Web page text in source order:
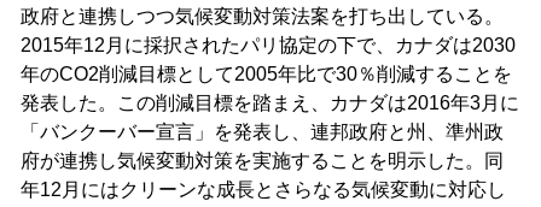
政府と連携しつつ気候変動対策法案を打ち出している。
2015年12月に採択されたパリ協定の下で、カナダは2030
年のCO2削減目標として2005年比で30％削減することを
発表した。この削減目標を踏まえ、カナダは2016年3月に
「バンクーバー宣言」を発表し、連邦政府と州、準州政
府が連携し気候変動対策を実施することを明示した。同
年12月にはクリーンな成長とさらなる気候変動に対応し